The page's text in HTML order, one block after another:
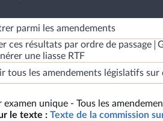
parmi les amendements
ces résultats par ordre de passage
une liasse RTF
tous les amendements législatifs sur
examen unique - Tous les
le texte : Texte de la commission